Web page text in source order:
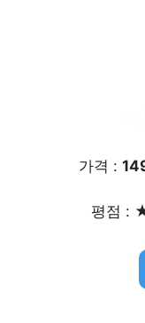
가격 :
평점 :